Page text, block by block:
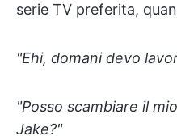
serie TV preferita,
"Ehi, domani devo
"Posso scambiare il
Jake?"